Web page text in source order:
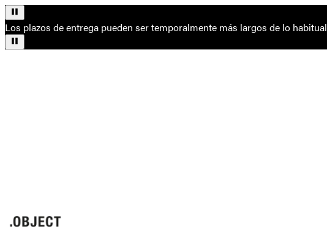
Los plazos de entrega pueden ser temporalmente más largos de lo habitual